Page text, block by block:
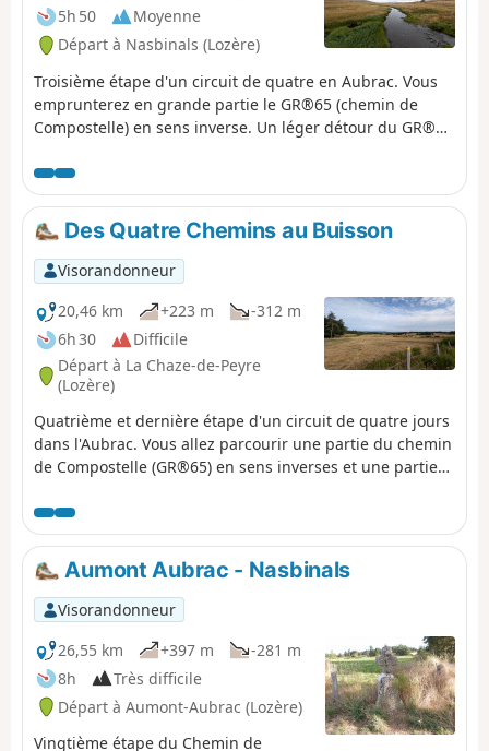
5h 50
Moyenne
Départ à Nasbinals (Lozère)
Troisième étape d'un circuit de quatre en Aubrac. Vous
emprunterez en grande partie le GR®65 (chemin de
Compostelle) en sens inverse. Un léger détour du GR®65
Déroc.
Des Quatre Chemins au Buisson
Visorandonneur
20,46 km
+223 m
-312 m
6h 30
Difficile
Départ à La Chaze-de-Peyre
(Lozère)
Quatrième et dernière étape d'un circuit de quatre jours
dans l'Aubrac. Vous allez parcourir une partie du chemin
de Compostelle (GR®65) en sens inverses et une partie
qui comporte le plus de passages en bord de routes (peu
passantes).
Aumont Aubrac - Nasbinals
Visorandonneur
26,55 km
+397 m
-281 m
8h
Très difficile
Départ à Aumont-Aubrac (Lozère)
Vingtième étape du Chemin de